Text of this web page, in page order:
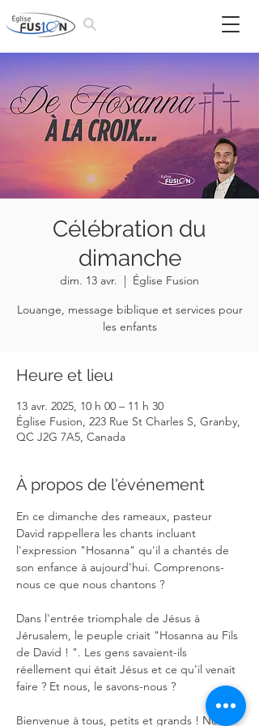
Célébration du
dimanche
dim. 13 avr.
  |
Église Fusion
Louange, message biblique et services pour
les enfants
Heure et lieu
13 avr. 2025, 10 h 00 – 11 h 30
Église Fusion, 223 Rue St Charles S, Granby,
QC J2G 7A5, Canada
À propos de l'événement
En ce dimanche des rameaux, pasteur
David rappellera les chants incluant
l'expression "Hosanna" qu'il a chantés de
son enfance à aujourd'hui. Comprenons-
nous ce que nous chantons ?
Dans l'entrée triomphale de Jésus à
Jérusalem, le peuple criait "Hosanna au Fils
de David ! ". Les gens savaient-ils
réellement qui était Jésus et ce qu'il venait
faire ? Et nous, le savons-nous ?
Bienvenue à tous, petits et grands ! Nous